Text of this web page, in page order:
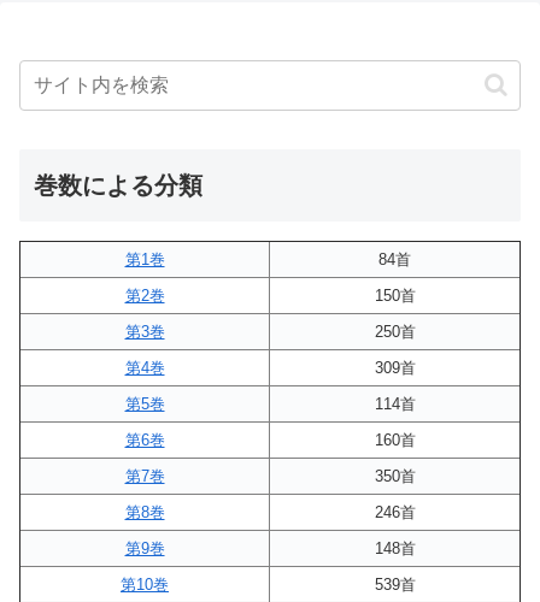
巻数による分類
第1巻
84首
第2巻
150首
第3巻
250首
第4巻
309首
第5巻
114首
第6巻
160首
第7巻
350首
第8巻
246首
第9巻
148首
第10巻
539首